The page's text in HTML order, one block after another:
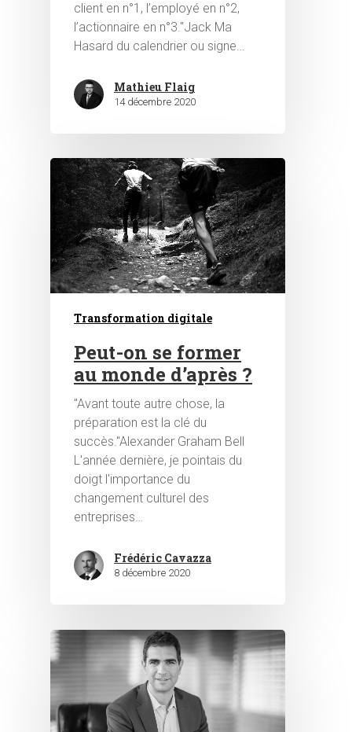
client en n°1, l’employé en n°2,
l’actionnaire en n°3."Jack Ma
Hasard du calendrier ou signe…
Mathieu Flaig
14 décembre 2020
Transformation digitale
Peut-on se former
au monde d’après ?
"Avant toute autre chose, la
préparation est la clé du
succès."Alexander Graham Bell
L'année dernière, je pointais du
doigt l'importance du
changement culturel des
entreprises…
Frédéric Cavazza
8 décembre 2020